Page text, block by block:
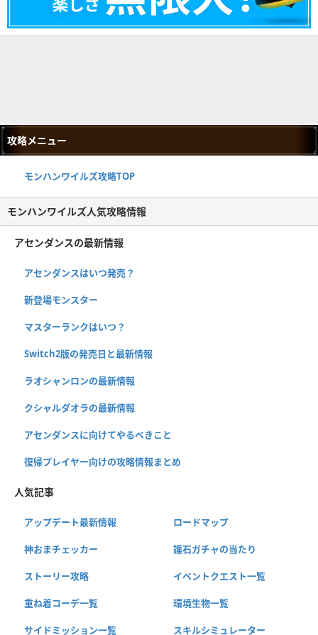
攻略メニュー
モンハンワイルズ攻略TOP
モンハンワイルズ人気攻略情報
アセンダンスの最新情報
アセンダンスはいつ発売？
新登場モンスター
マスターランクはいつ？
Switch2版の発売日と最新情報
ラオシャンロンの最新情報
クシャルダオラの最新情報
アセンダンスに向けてやるべきこと
復帰プレイヤー向けの攻略情報まとめ
人気記事
アップデート最新情報 ロードマップ
神おまチェッカー 護石ガチャの当たり
ストーリー攻略 イベントクエスト一覧
重ね着コーデ一覧 環境生物一覧
サイドミッション一覧 スキルシミュレーター